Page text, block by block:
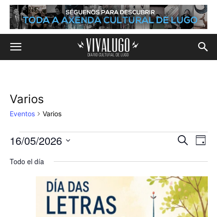
Varios
Eventos Varios
Eventos
en
de
y
Buscar
de
Día
16/05/2026
la
Todo el día